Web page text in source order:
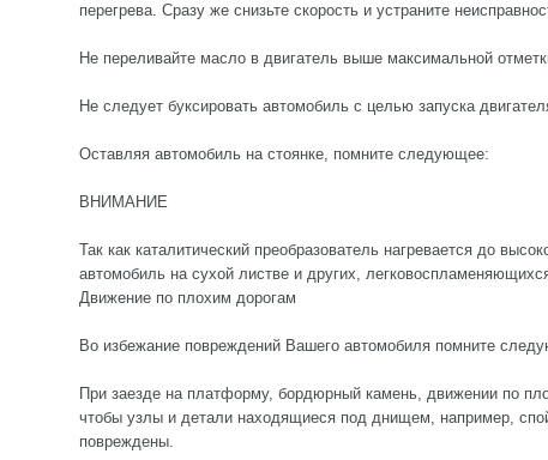
перегрева. Сразу же снизьте скорость и устраните
Не переливайте масло в двигатель выше максимальной
Не следует буксировать автомобиль с целью запуска
Оставляя автомобиль на стоянке, помните следующее:
ВНИМАНИЕ
Так как каталитический преобразователь нагревается до
автомобиль на сухой листве и других,
Движение по плохим дорогам
Во избежание повреждений Вашего автомобиля помните
При заезде на платформу, бордюрный камень, движении по
чтобы узлы и детали находящиеся под днищем, например,
повреждены.